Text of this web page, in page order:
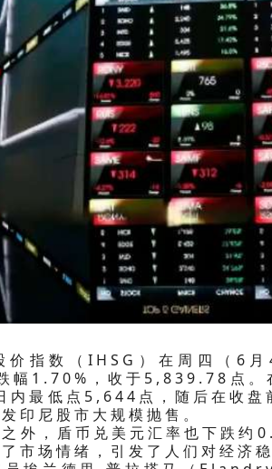
价指数（IHSG）在周四（6
幅1.70%，收于5,839.78点。
内最低点5,644点，随后在收
印尼股市大规模抛售。
外，盾币兑美元汇率也下跌
市场情绪，引发了人们对经济